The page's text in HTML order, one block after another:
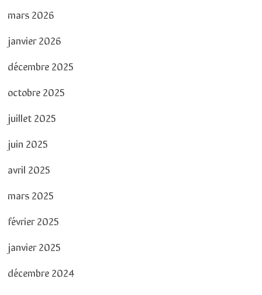
mars 2026
janvier 2026
décembre 2025
octobre 2025
juillet 2025
juin 2025
avril 2025
mars 2025
février 2025
janvier 2025
décembre 2024